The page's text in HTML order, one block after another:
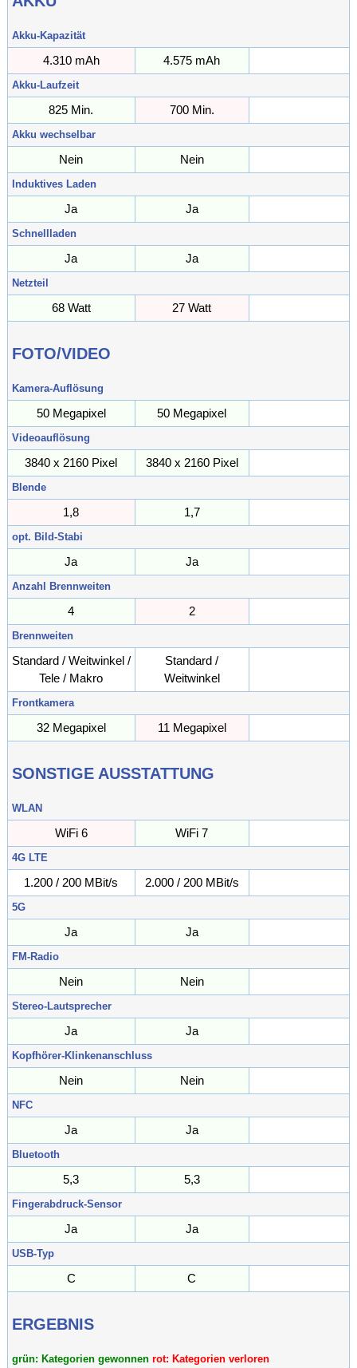
Akku-Kapazität
4.310 mAh 4.575 mAh
Akku-Laufzeit
825 Min. 700 Min.
Akku wechselbar
Nein Nein
Induktives Laden
Ja Ja
Schnellladen
Ja Ja
Netzteil
68 Watt 27 Watt
FOTO/VIDEO
Kamera-Auflösung
50 Megapixel 50 Megapixel
Videoauflösung
3840 x 2160 Pixel 3840 x 2160 Pixel
Blende
1,8 1,7
opt. Bild-Stabi
Ja Ja
Anzahl Brennweiten
4 2
Brennweiten
Standard / Weitwinkel /
Tele / Makro
Standard /
Weitwinkel
Frontkamera
32 Megapixel 11 Megapixel
SONSTIGE AUSSTATTUNG
WLAN
WiFi 6 WiFi 7
4G LTE
1.200 / 200 MBit/s 2.000 / 200 MBit/s
5G
Ja Ja
FM-Radio
Nein Nein
Stereo-Lautsprecher
Ja Ja
Kopfhörer-Klinkenanschluss
Nein Nein
NFC
Ja Ja
Bluetooth
5,3 5,3
Fingerabdruck-Sensor
Ja Ja
USB-Typ
C C
ERGEBNIS
grün: Kategorien gewonnen rot: Kategorien verloren